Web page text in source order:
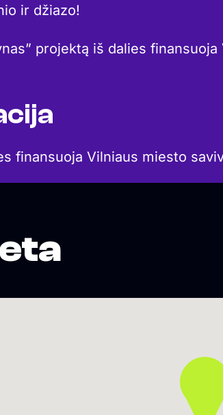
ir džiazo!
projektą iš dalies
finansuoja Vilniaus miesto